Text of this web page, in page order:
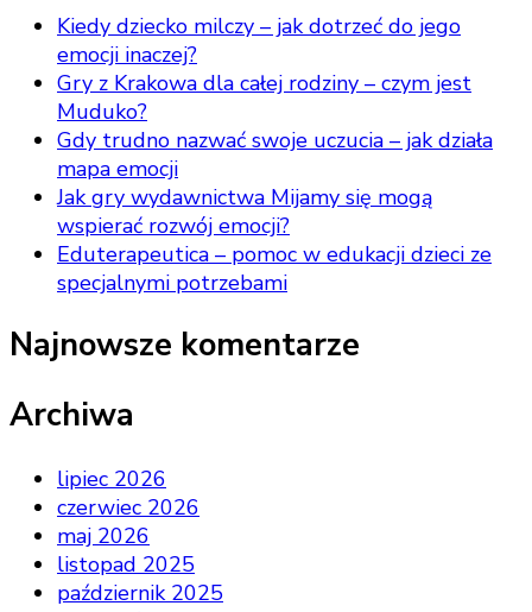
Kiedy dziecko milczy – jak dotrzeć do jego
emocji inaczej?
Gry z Krakowa dla całej rodziny – czym jest
Muduko?
Gdy trudno nazwać swoje uczucia – jak działa
mapa emocji
Jak gry wydawnictwa Mijamy się mogą
wspierać rozwój emocji?
Eduterapeutica – pomoc w edukacji dzieci ze
specjalnymi potrzebami
Najnowsze komentarze
Archiwa
lipiec 2026
czerwiec 2026
maj 2026
listopad 2025
październik 2025